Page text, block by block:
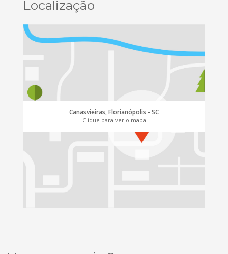
Localização
Canasvieiras, Florianópolis - SC
Clique para ver o mapa